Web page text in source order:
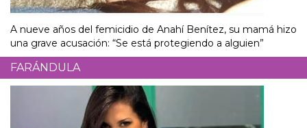
A nueve años del femicidio de Anahí Benítez, su mamá hizo
una grave acusación: “Se está protegiendo a alguien”
FARÁNDULA